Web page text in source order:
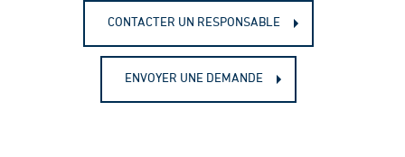
CONTACTER UN RESPONSABLE
ENVOYER UNE DEMANDE